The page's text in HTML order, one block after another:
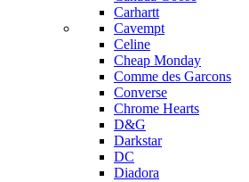
Carhartt
Cavempt
Celine
Cheap Monday
Comme des Garcons
Converse
Chrome Hearts
D&G
Darkstar
DC
Diadora